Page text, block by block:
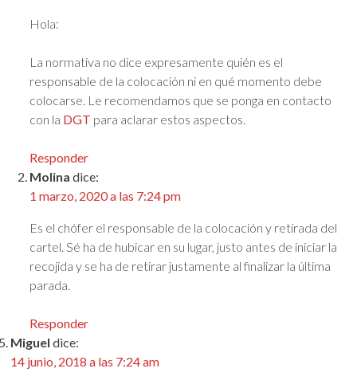
Hola:
La normativa no dice expresamente quién es el
responsable de la colocación ni en qué momento debe
colocarse. Le recomendamos que se ponga en contacto
con la DGT para aclarar estos aspectos.
Responder
Molina dice:
1 marzo, 2020 a las 7:24 pm
Es el chófer el responsable de la colocación y retirada del
cartel. Sé ha de hubicar en su lugar, justo antes de iniciar la
recojida y se ha de retirar justamente al finalizar la última
parada.
Responder
Miguel dice:
14 junio, 2018 a las 7:24 am